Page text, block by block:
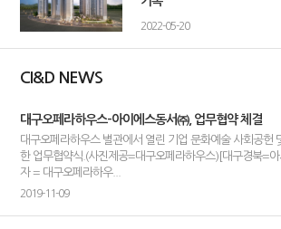
2022-05-20
CI&D NEWS
대구오페라하우스-아이에스동서㈜, 업무협약 체결
대구오페라하우스 별관에서 열린 기업 문화예술 사회공헌
한 업무협약식.(사진제공=대구오페라하우스)[대구경북=아
자 = 대구오페라하우...
2019-11-09